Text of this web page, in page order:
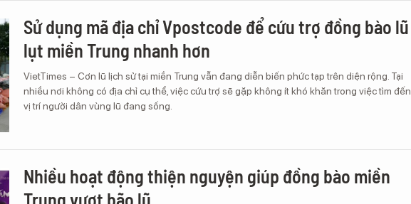
Sử dụng mã địa chỉ Vpostcode để cứu trợ đồng bào lũ
lụt miền Trung nhanh hơn
VietTimes – Cơn lũ lịch sử tại miền Trung vẫn đang diễn biến phức tạp trên diện rộng. Tại
nhiều nơi không có địa chỉ cụ thể, việc cứu trợ sẽ gặp không ít khó khăn trong việc tìm đến
vị trí người dân vùng lũ đang sống.
Nhiều hoạt động thiện nguyện giúp đồng bào miền
Trung vượt bão lũ